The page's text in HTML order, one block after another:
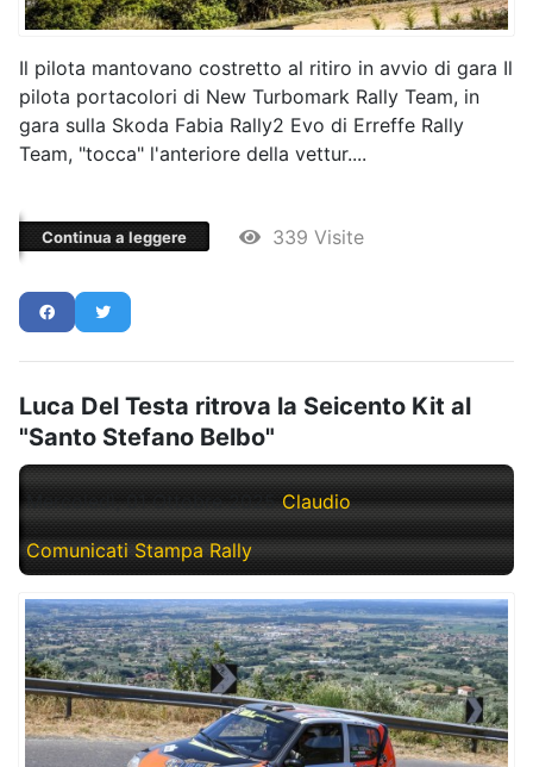
Il pilota mantovano costretto al ritiro in avvio di gara Il
pilota portacolori di New Turbomark Rally Team, in
gara sulla Skoda Fabia Rally2 Evo di Erreffe Rally
Team, "tocca" l'anteriore della vettur....
Continua a leggere 339 Visite
Luca Del Testa ritrova la Seicento Kit al
"Santo Stefano Belbo"
Mercoledì, 01 Ottobre 2025 Claudio
Comunicati Stampa Rally